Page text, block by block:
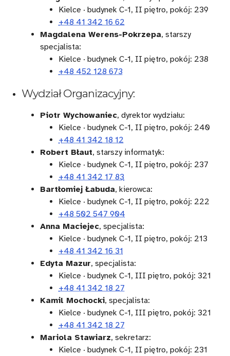
Kielce · budynek C-1, II piętro, pokój: 239
+48 41 342 16 62
Magdalena Werens-Pokrzepa, starszy
specjalista:
Kielce · budynek C-1, II piętro, pokój: 238
+48 452 128 673
Wydział Organizacyjny:
Piotr Wychowaniec, dyrektor wydziału:
Kielce · budynek C-1, II piętro, pokój: 240
+48 41 342 18 12
Robert Błaut, starszy informatyk:
Kielce · budynek C-1, II piętro, pokój: 237
+48 41 342 17 83
Bartłomiej Łabuda, kierowca:
Kielce · budynek C-1, II piętro, pokój: 222
+48 502 547 904
Anna Maciejec, specjalista:
Kielce · budynek C-1, II piętro, pokój: 213
+48 41 342 16 31
Edyta Mazur, specjalista:
Kielce · budynek C-1, III piętro, pokój: 321
+48 41 342 18 27
Kamil Mochocki, specjalista:
Kielce · budynek C-1, III piętro, pokój: 321
+48 41 342 18 27
Mariola Stawiarz, sekretarz:
Kielce · budynek C-1, II piętro, pokój: 231